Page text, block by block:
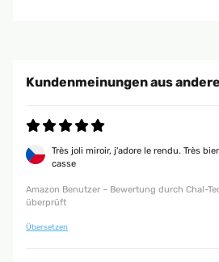
Kundenmeinungen aus
Très joli miroir, j'adore le rendu. Très
casse
Amazon Benutzer – Bewertung durch Chal-
überprüft
Übersetzen